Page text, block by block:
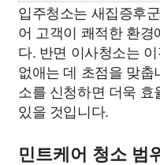
입주청소는 새집증후
어 고객이 쾌적한 환
다. 반면 이사청소는
없애는 데 초점을 맞
소를 신청하면 더욱
있을 것입니다.
민트케어 청소 범